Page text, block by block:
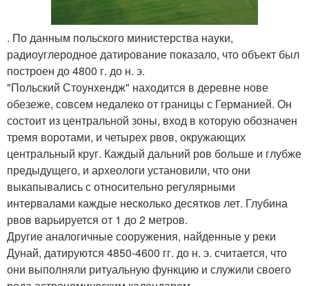
. По данным польского министерства науки,
радиоуглеродное датирование показало, что объект был
построен до 4800 г. до н. э.
"Польский Стоунхендж" находится в деревне нове
обезеже, совсем недалеко от границы с Германией. Он
состоит из центральной зоны, вход в которую обозначен
тремя воротами, и четырех рвов, окружающих
центральный круг. Каждый дальний ров больше и глубже
предыдущего, и археологи установили, что они
выкапывались с относительно регулярными
интервалами каждые несколько десятков лет. Глубина
рвов варьируется от 1 до 2 метров.
Другие аналогичные сооружения, найденные у реки
Дунай, датируются 4850-4600 гг. до н. э. считается, что
они выполняли ритуальную функцию и служили своего